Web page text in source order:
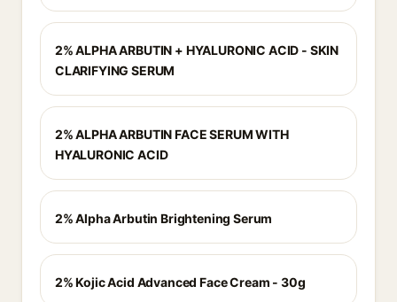
2% ALPHA ARBUTIN + HYALURONIC ACID - SKIN
CLARIFYING SERUM
2% ALPHA ARBUTIN FACE SERUM WITH
HYALURONIC ACID
2% Alpha Arbutin Brightening Serum
2% Kojic Acid Advanced Face Cream - 30g